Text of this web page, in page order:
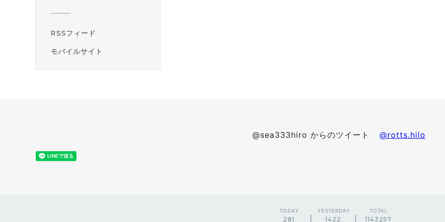
RSSフィード
モバイルサイト
@sea333hiro からのツイート @rotts.hilo
TODAY
281
YESTERDAY
1422
TOTAL
1143257